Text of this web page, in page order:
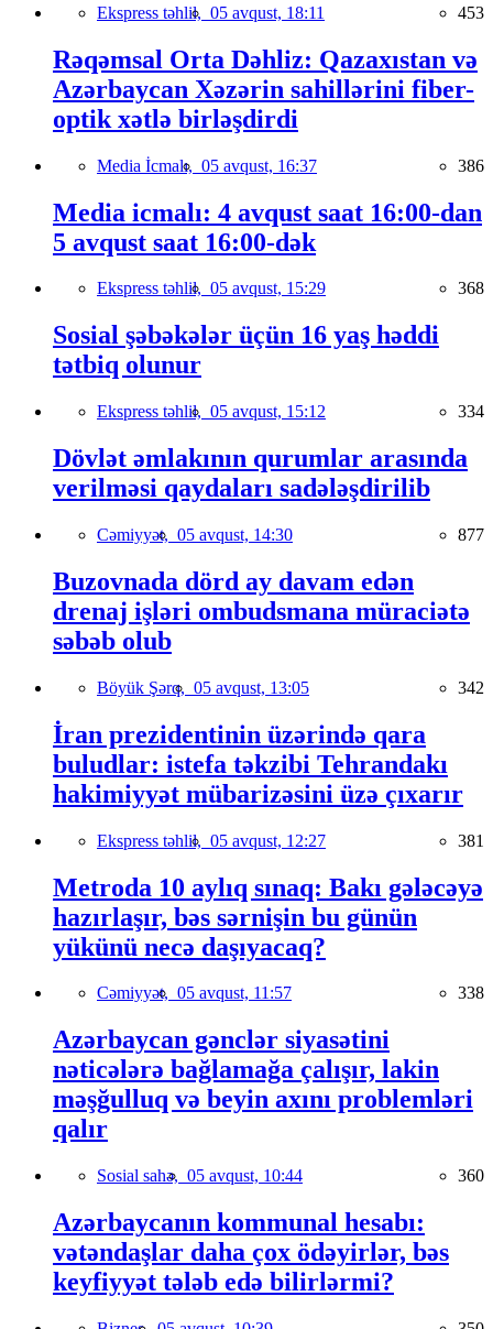
Ekspress təhlil, 05 avqust, 18:11 453
Rəqəmsal Orta Dəhliz: Qazaxıstan və
Azərbaycan Xəzərin sahillərini fiber-
optik xətlə birləşdirdi
Media İcmalı, 05 avqust, 16:37 386
Media icmalı: 4 avqust saat 16:00-dan
5 avqust saat 16:00-dək
Ekspress təhlil, 05 avqust, 15:29 368
Sosial şəbəkələr üçün 16 yaş həddi
tətbiq olunur
Ekspress təhlil, 05 avqust, 15:12 334
Dövlət əmlakının qurumlar arasında
verilməsi qaydaları sadələşdirilib
Cəmiyyət, 05 avqust, 14:30 877
Buzovnada dörd ay davam edən
drenaj işləri ombudsmana müraciətə
səbəb olub
Böyük Şərq, 05 avqust, 13:05 342
İran prezidentinin üzərində qara
buludlar: istefa təkzibi Tehrandakı
hakimiyyət mübarizəsini üzə çıxarır
Ekspress təhlil, 05 avqust, 12:27 381
Metroda 10 aylıq sınaq: Bakı gələcəyə
hazırlaşır, bəs sərnişin bu günün
yükünü necə daşıyacaq?
Cəmiyyət, 05 avqust, 11:57 338
Azərbaycan gənclər siyasətini
nəticələrə bağlamağa çalışır, lakin
məşğulluq və beyin axını problemləri
qalır
Sosial sahə, 05 avqust, 10:44 360
Azərbaycanın kommunal hesabı:
vətəndaşlar daha çox ödəyirlər, bəs
keyfiyyət tələb edə bilirlərmi?